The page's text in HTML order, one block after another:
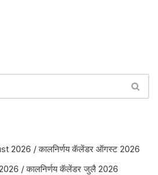
2026 / कालनिर्णय कॅलेंडर ऑगस्ट 2026
/ कालनिर्णय कॅलेंडर जुलै 2026